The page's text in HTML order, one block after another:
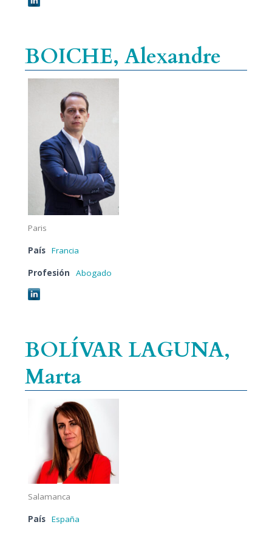
BOICHE, Alexandre
Paris
País Francia
Profesión Abogado
BOLÍVAR LAGUNA,
Marta
Salamanca
País España